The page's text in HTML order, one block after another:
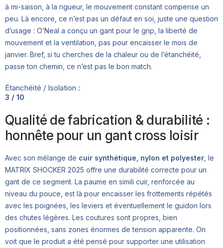
à mi-saison, à la rigueur, le mouvement constant compense un
peu. Là encore, ce n’est pas un défaut en soi, juste une question
d’usage : O’Neal a conçu un gant pour le grip, la liberté de
mouvement et la ventilation, pas pour encaisser le mois de
janvier. Bref, si tu cherches de la chaleur ou de l’étanchéité,
passe ton chemin, ce n’est pas le bon match.
Étanchéité / Isolation :
3 / 10
Qualité de fabrication & durabilité :
honnête pour un gant cross loisir
Avec son mélange de cuir synthétique, nylon et polyester , le
MATRIX SHOCKER 2025 offre une durabilité correcte pour un
gant de ce segment. La paume en simili cuir, renforcée au
niveau du pouce, est là pour encaisser les frottements répétés
avec les poignées, les leviers et éventuellement le guidon lors
des chutes légères. Les coutures sont propres, bien
positionnées, sans zones énormes de tension apparente. On
voit que le produit a été pensé pour supporter une utilisation